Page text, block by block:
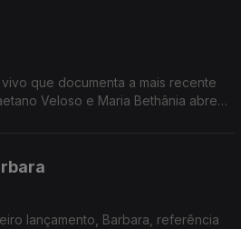
que documenta a mais recente
Veloso e Maria Bethânia abre
lançamento, Barbara, referência